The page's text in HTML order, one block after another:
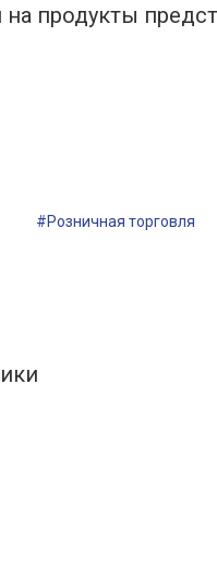
продукты
#Розничная торговля